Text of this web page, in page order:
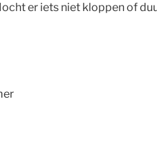
er iets niet kloppen of